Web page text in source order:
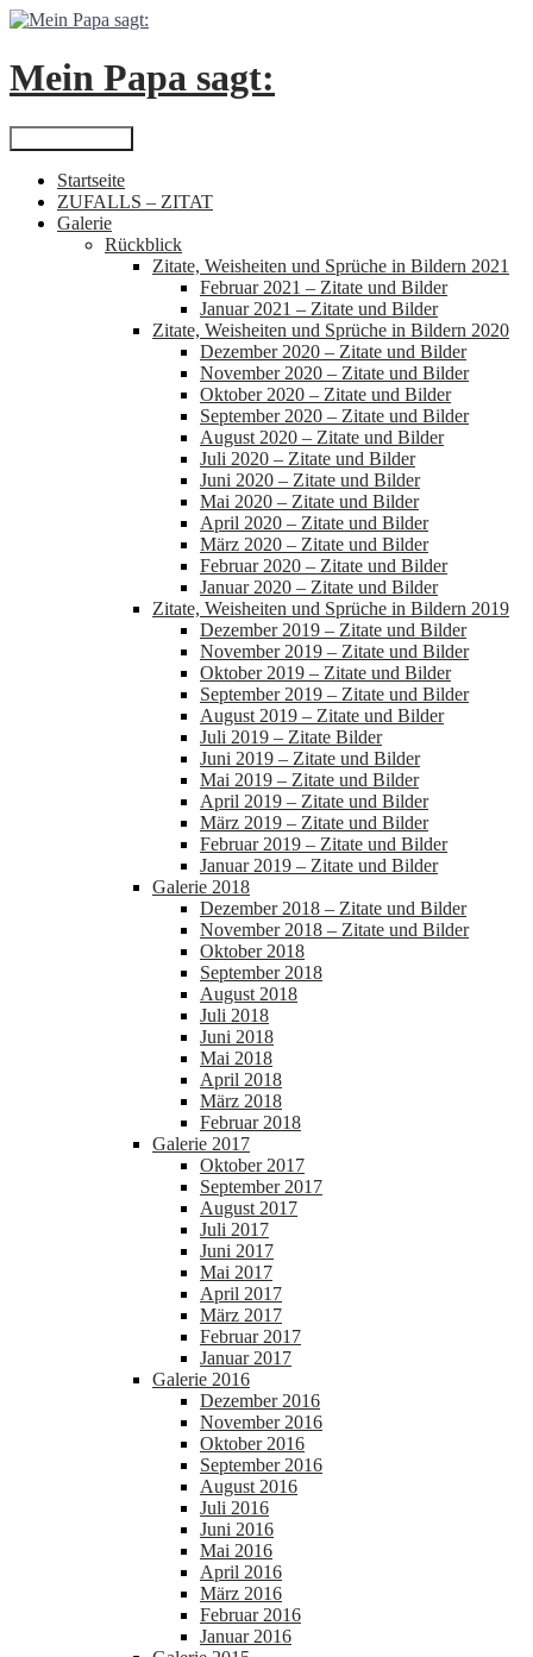
Zum
springen
Mein Papa sagt:
Suchen
Startseite
ZUFALLS – ZITAT
Galerie
Rückblick
Zitate, Weisheiten und Sprüche in Bildern 2021
Februar 2021 – Zitate und Bilder
Januar 2021 – Zitate und Bilder
Zitate, Weisheiten und Sprüche in Bildern 2020
Dezember 2020 – Zitate und Bilder
November 2020 – Zitate und Bilder
Oktober 2020 – Zitate und Bilder
September 2020 – Zitate und Bilder
August 2020 – Zitate und Bilder
Juli 2020 – Zitate und Bilder
Juni 2020 – Zitate und Bilder
Mai 2020 – Zitate und Bilder
April 2020 – Zitate und Bilder
März 2020 – Zitate und Bilder
Februar 2020 – Zitate und Bilder
Januar 2020 – Zitate und Bilder
Zitate, Weisheiten und Sprüche in Bildern 2019
Dezember 2019 – Zitate und Bilder
November 2019 – Zitate und Bilder
Oktober 2019 – Zitate und Bilder
September 2019 – Zitate und Bilder
August 2019 – Zitate und Bilder
Juli 2019 – Zitate Bilder
Juni 2019 – Zitate und Bilder
Mai 2019 – Zitate und Bilder
April 2019 – Zitate und Bilder
März 2019 – Zitate und Bilder
Februar 2019 – Zitate und Bilder
Januar 2019 – Zitate und Bilder
Galerie 2018
Dezember 2018 – Zitate und Bilder
November 2018 – Zitate und Bilder
Oktober 2018
September 2018
August 2018
Juli 2018
Juni 2018
Mai 2018
April 2018
März 2018
Februar 2018
Galerie 2017
Oktober 2017
September 2017
August 2017
Juli 2017
Juni 2017
Mai 2017
April 2017
März 2017
Februar 2017
Januar 2017
Galerie 2016
Dezember 2016
November 2016
Oktober 2016
September 2016
August 2016
Juli 2016
Juni 2016
Mai 2016
April 2016
März 2016
Februar 2016
Januar 2016